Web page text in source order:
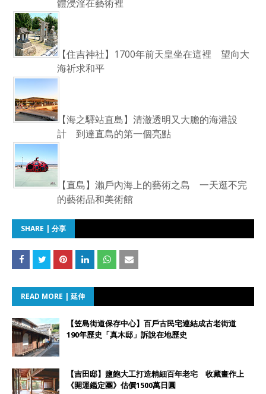
體浸淫在藝術裡
【住吉神社】1700年前天皇坐在這裡 望向大
海祈求和平
【海之驛站直島】清澈透明又大膽的海港設
計 到達直島的第一個亮點
【直島】瀨戶內海上的藝術之島 一天逛不完
的藝術品和美術館
SHARE | 分享
READ MORE | 延伸
【笠島街道保存中心】百戶古民宅連結成古老街道
190年歷史「真木邸」訴說在地歷史
【吉田邸】鹽飽大工打造精細百年老宅 收藏畫作上
《開運鑑定團》估價1500萬日圓